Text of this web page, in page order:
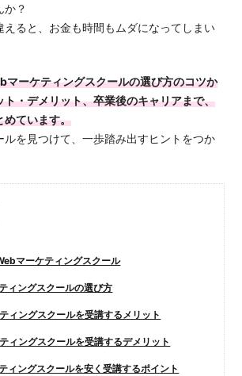
か？
えると、お金も時間もムダになってしまい
マーケティングスクールの選び方のコツか
ト・デメリット、卒業後のキャリアまで、
めています。
ルを見つけて、一歩踏み出すヒントをつか
マーケティングスクール
ィングスクールの選び方
ィングスクールを受講するメリット
ィングスクールを受講するデメリット
ィングスクールを安く受講するポイント